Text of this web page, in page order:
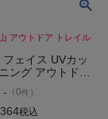
アウトドア トレイル
ェイス UVカッ
ング アウトドア
CAP
- （0件 ）
税込